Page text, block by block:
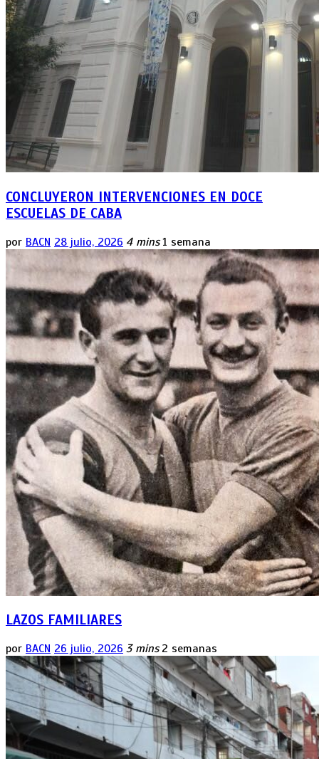
CONCLUYERON INTERVENCIONES EN DOCE
ESCUELAS DE CABA
por BACN 28 julio, 2026 4 mins 1 semana
LAZOS FAMILIARES
por BACN 26 julio, 2026 3 mins 2 semanas